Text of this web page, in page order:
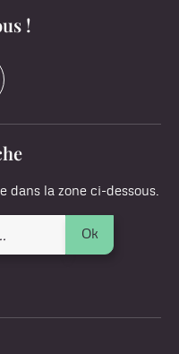
!
dans la zone ci-dessous.
Ok